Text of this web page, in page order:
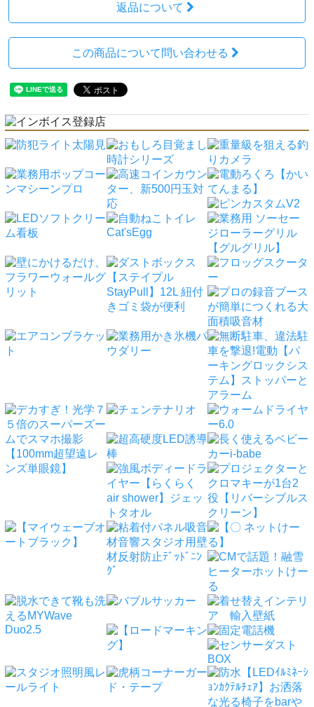
返品について
この商品について問い合わせる